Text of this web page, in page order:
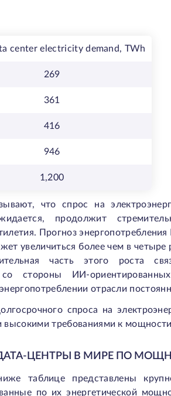
center electricity demand, TWh
269
361
416
946
1,200
что спрос на
продолжит
Прогноз
увеличиться более чем в четыре
часть этого роста
со стороны ИИ-
отрасли
спроса на
высокими требованиями к
ЦЕНТРЫ В МИРЕ ПО
таблице представлены
по их энергетической